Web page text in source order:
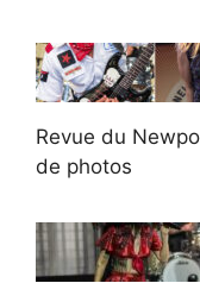
Revue du
de photos